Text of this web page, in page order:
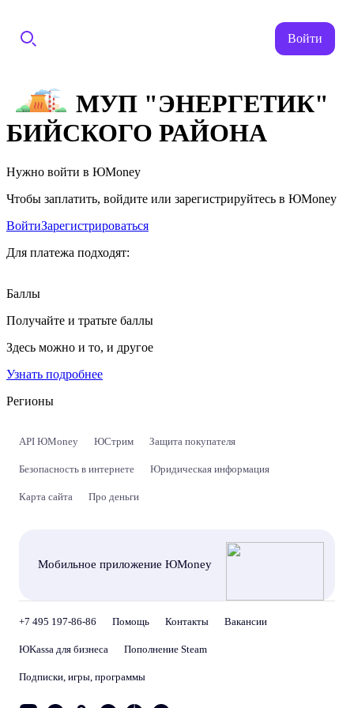
Войти
МУП "ЭНЕРГЕТИК"
БИЙСКОГО РАЙОНА
Нужно войти в ЮMoney
Чтобы заплатить, войдите или зарегистрируйтесь в ЮMoney
ВойтиЗарегистрироваться
Для платежа подходят:
Баллы
Получайте и тратьте баллы
Здесь можно и то, и другое
Узнать подробнее
Регионы
API ЮMoney ЮСтрим Защита покупателя
Безопасность в интернете Юридическая информация
Карта сайта Про деньги
Мобильное приложение ЮMoney
+7 495 197-86-86 Помощь Контакты Вакансии
ЮKassa для бизнеса Пополнение Steam
Подписки, игры, программы